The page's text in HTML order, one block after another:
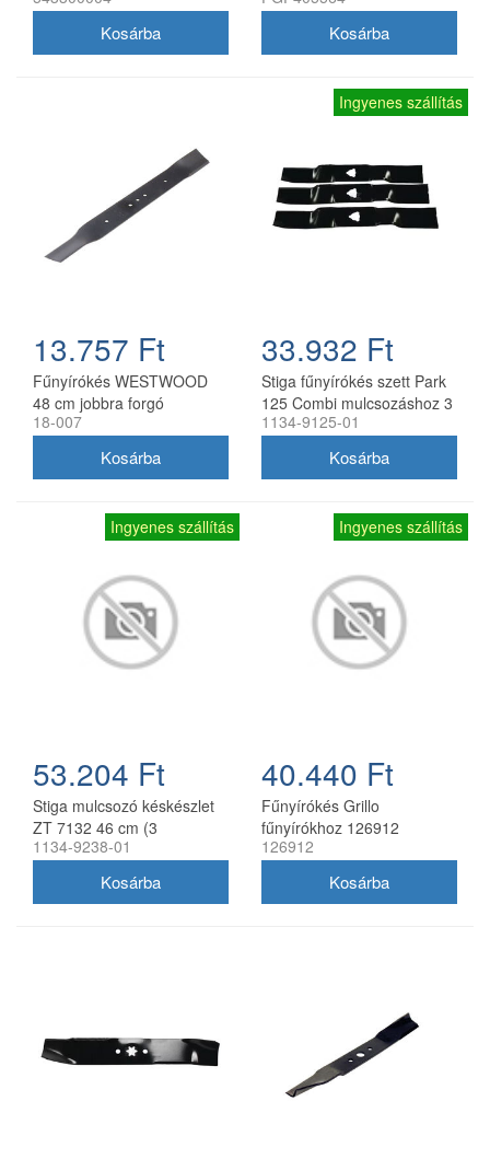
13.757 Ft
Fűnyírókés WESTWOOD
48 cm jobbra forgó
18-007
Ingyenes szállítás
33.932 Ft
Stiga fűnyírókés szett Park
125 Combi mulcsozáshoz 3
db
1134-9125-01
Ingyenes szállítás
53.204 Ft
Stiga mulcsozó késkészlet
ZT 7132 46 cm (3
db/csomag) 1134-9238-01
1134-9238-01
Ingyenes szállítás
40.440 Ft
Fűnyírókés Grillo
fűnyírókhoz 126912
126912